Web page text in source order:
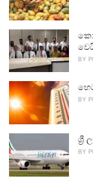
BY
BY
ශ්‍රී
BY